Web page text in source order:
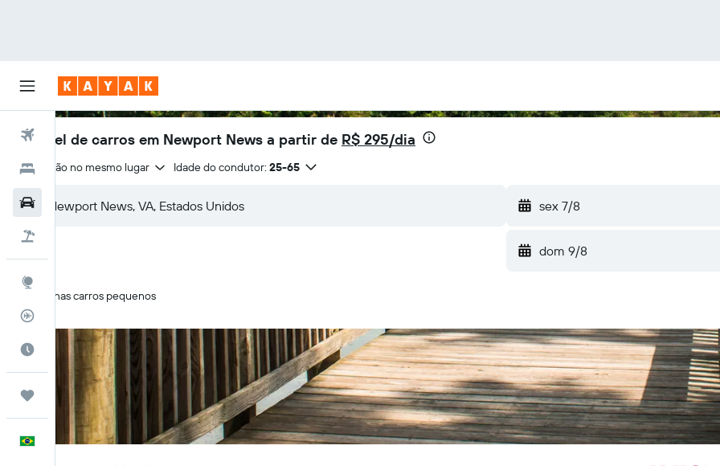
Voos
Hotéis
Carros
Quando ir
Trips
Português
Aluguel de carros em Newport News a partir de R$ 295/dia
Devolução no mesmo lugar Idade do condutor: 25-65
sex 7/8
dom 9/8
Apenas carros pequenos